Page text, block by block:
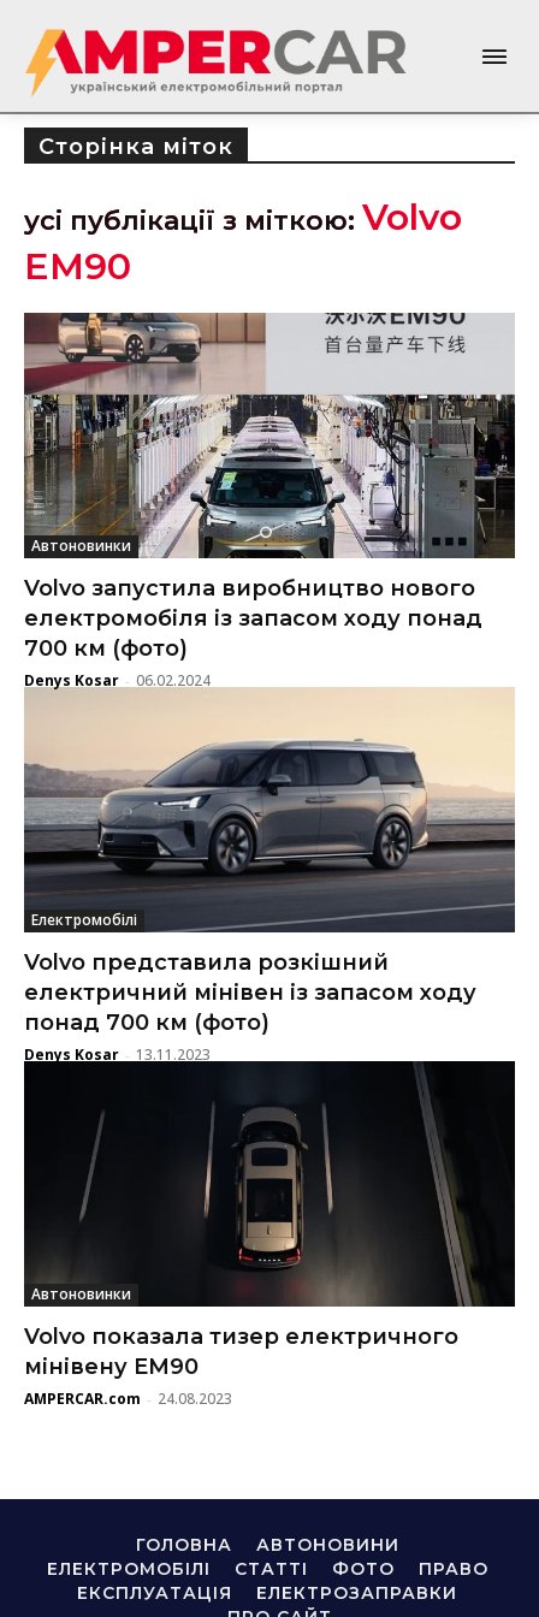
Сторінка міток
усі публікації з міткою: Volvo
EM90
Автоновинки
Volvo запустила виробництво нового
електромобіля із запасом ходу понад
700 км (фото)
Denys Kosar - 06.02.2024
Електромобілі
Volvo представила розкішний
електричний мінівен із запасом ходу
понад 700 км (фото)
Denys Kosar - 13.11.2023
Автоновинки
Volvo показала тизер електричного
мінівену EM90
AMPERCAR.com - 24.08.2023
ГОЛОВНА
АВТОНОВИНИ
ЕЛЕКТРОМОБІЛІ
СТАТТІ ФОТО
ПРАВО
ЕКСПЛУАТАЦІЯ
ЕЛЕКТРОЗАПРАВКИ